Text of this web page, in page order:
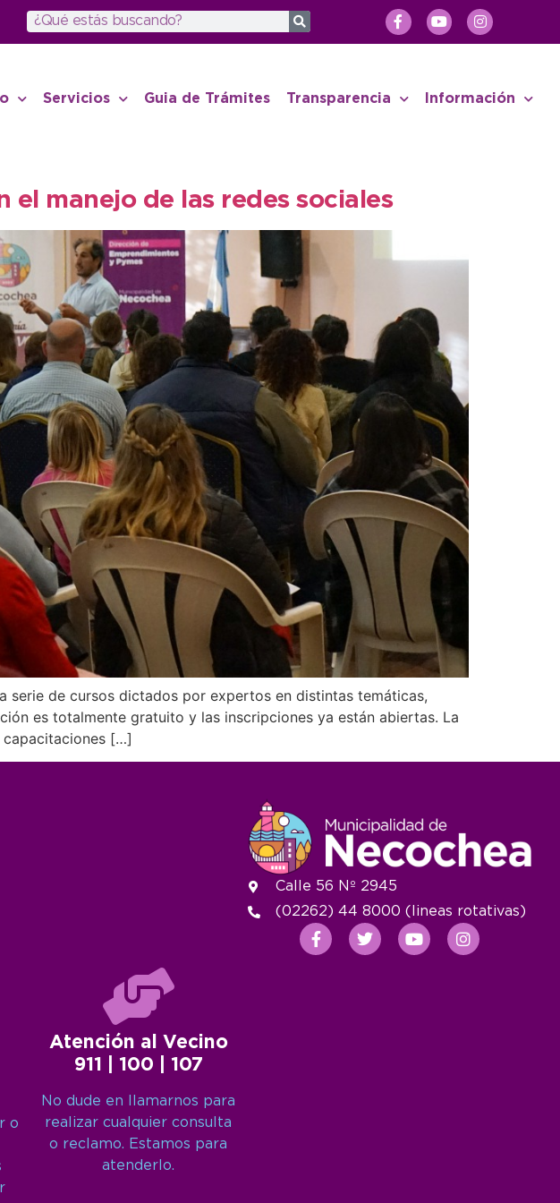
Servicios Guia de Trámites Transparencia Información
el manejo de las redes sociales
serie de cursos dictados por expertos en distintas temáticas,
es totalmente gratuito y las inscripciones ya están abiertas. La
capacitaciones […]
o
Atención al Vecino
911 | 100 | 107
No dude en llamarnos para
realizar cualquier consulta
o reclamo. Estamos para
atenderlo.
Calle 56 Nº 2945
(02262) 44 8000 (lineas rotativas)